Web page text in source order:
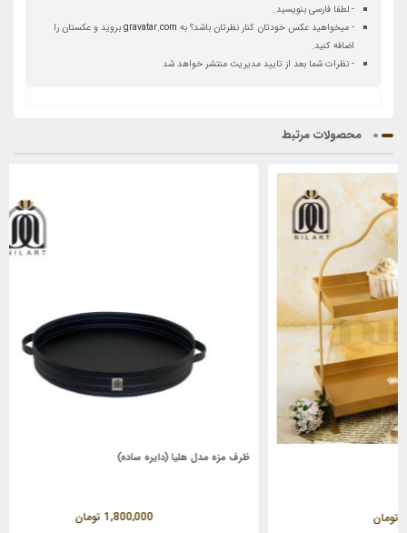
- لطفا فارسی بنویسید.
- میخواهید عکس خودتان کنار نظرتان باشد؟ به gravatar.comبروید و عکستان را
اضافه کنید.
- نظرات شما بعد از تایید مدیریت منتشر خواهد شد
محصولات مرتبط
ظرف مزه مدل هلیا (دایره ساده)